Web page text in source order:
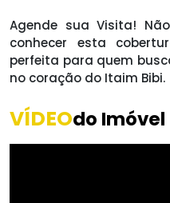
Agende sua Visita!
conhecer esta
perfeita para quem
no coração do Itaim Bibi.
VÍDEOdo Imóvel